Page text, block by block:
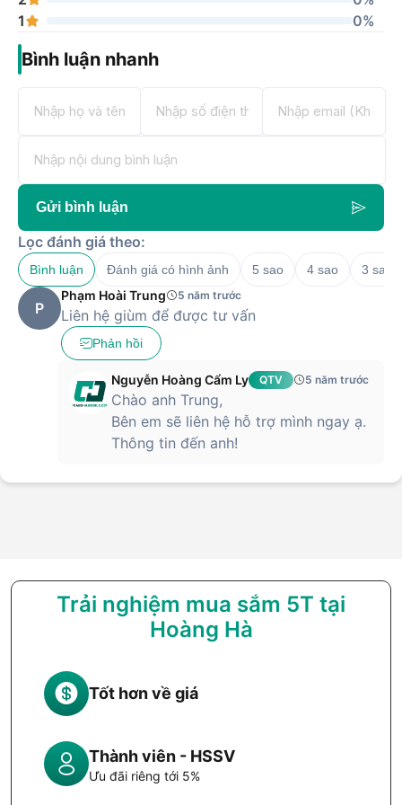
1
0%
Bình luận nhanh
Gửi bình luận
Lọc đánh giá theo:
Bình luận Đánh giá có hình ảnh 5 sao 4 sao 3 sao
P
Phạm Hoài Trung 5 năm trước
Liên hệ giùm để được tư vấn
Phản hồi
Nguyễn Hoàng Cẩm Ly QTV 5 năm trước
Chào anh Trung,
Bên em sẽ liên hệ hỗ trợ mình ngay ạ.
Thông tin đến anh!
Trải nghiệm mua sắm 5T tại
Hoàng Hà
Tốt hơn về giá
Thành viên - HSSV
Ưu đãi riêng tới 5%